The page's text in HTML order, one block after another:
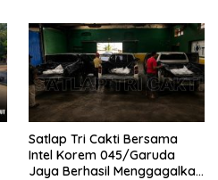
dan Bazar UMKM Murah
Satlap Tri Cakti Bersama
Intel Korem 045/Garuda
Jaya Berhasil Menggagalkan